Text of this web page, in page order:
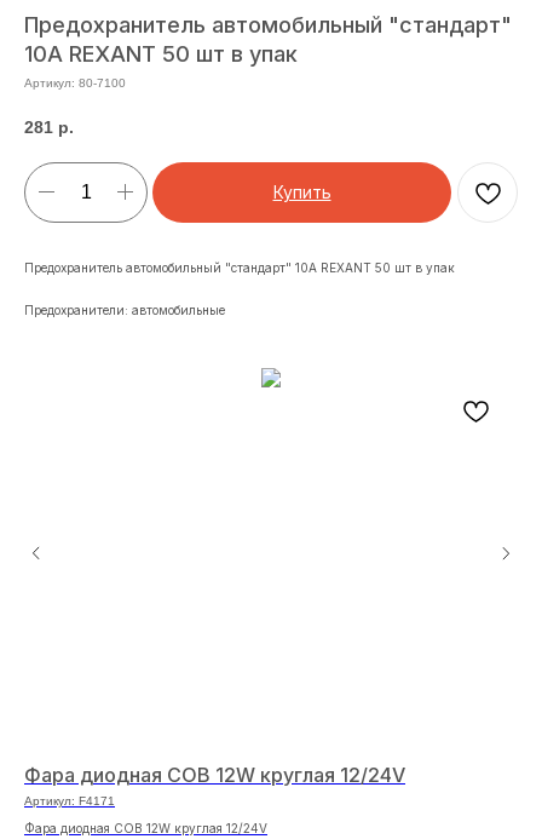
Предохранитель автомобильный "стандарт"
10A REXANT 50 шт в упак
Артикул: 80-7100
281 р.
Купить
Предохранитель автомобильный "стандарт" 10A REXANT 50 шт в упак
Предохранители: автомобильные
Фара диодная COB 12W круглая 12/24V
Артикул: F4171
Фара диодная COB 12W круглая 12/24V